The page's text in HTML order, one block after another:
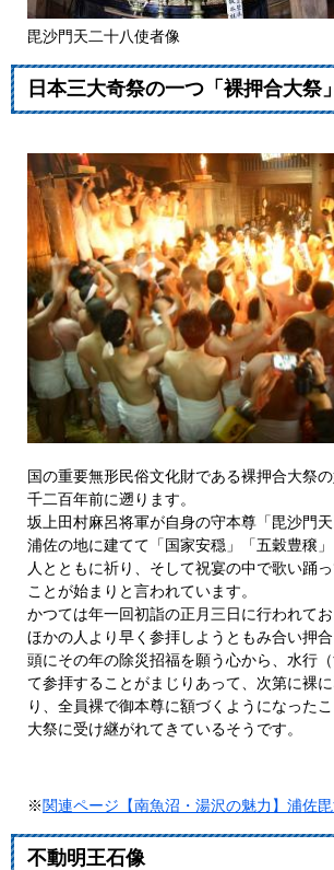
毘沙門天二十八使者像
日本三大奇祭の一つ「裸押合大祭」
国の重要無形民俗文化財である裸押合大祭
千二百年前に遡ります。
坂上田村麻呂将軍が自身の守本尊「毘沙門
浦佐の地に建てて「国家安穏」「五穀豊穣
人とともに祈り、そして祝宴の中で歌い踊
ことが始まりと言われています。
かつては年一回初詣の正月三日に行われて
ほかの人より早く参拝しようともみ合い押
頭にその年の除災招福を願う心から、水行
て参拝することがまじりあって、次第に裸
り、全員裸で御本尊に額づくようになった
大祭に受け継がれてきているそうです。
※関連ページ【南魚沼・湯沢の魅力】浦佐
不動明王石像